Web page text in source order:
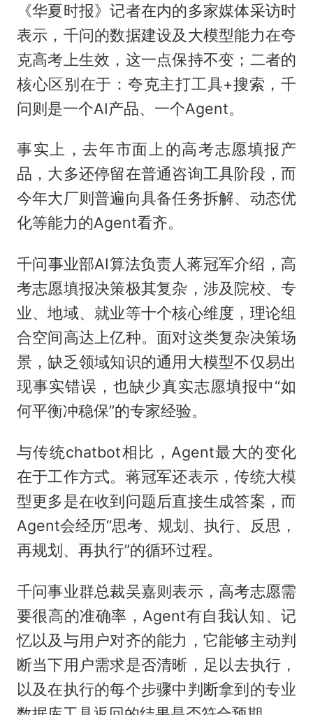
《华夏时报》记者在内的多家媒体采访时
表示，千问的数据建设及大模型能力在夸
克高考上生效，这一点保持不变；二者的
核心区别在于：夸克主打工具+搜索，千
问则是一个AI产品、一个Agent。
事实上，去年市面上的高考志愿填报产
品，大多还停留在普通咨询工具阶段，而
今年大厂则普遍向具备任务拆解、动态优
化等能力的Agent看齐。
千问事业部AI算法负责人蒋冠军介绍，高
考志愿填报决策极其复杂，涉及院校、专
业、地域、就业等十个核心维度，理论组
合空间高达上亿种。面对这类复杂决策场
景，缺乏领域知识的通用大模型不仅易出
现事实错误，也缺少真实志愿填报中“如
何平衡冲稳保”的专家经验。
与传统chatbot相比，Agent最大的变化
在于工作方式。蒋冠军还表示，传统大模
型更多是在收到问题后直接生成答案，而
Agent会经历“思考、规划、执行、反思，
再规划、再执行”的循环过程。
千问事业群总裁吴嘉则表示，高考志愿需
要很高的准确率，Agent有自我认知、记
忆以及与用户对齐的能力，它能够主动判
断当下用户需求是否清晰，足以去执行，
以及在执行的每个步骤中判断拿到的专业